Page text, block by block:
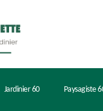
Jardinier 60 Paysagiste